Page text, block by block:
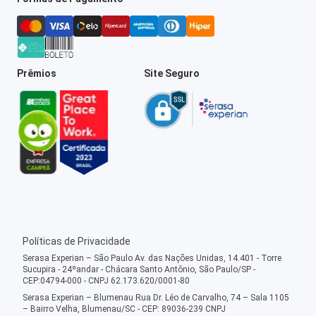
Prêmios Site Seguro
Políticas de Privacidade
Serasa Experian – São Paulo Av. das Nações Unidas, 14.401 - Torre
Sucupira - 24ºandar - Chácara Santo Antônio, São Paulo/SP -
CEP:04794-000 - CNPJ 62.173.620/0001-80
Serasa Experian – Blumenau Rua Dr. Léo de Carvalho, 74 – Sala 1105
– Bairro Velha, Blumenau/SC - CEP: 89036-239 CNPJ